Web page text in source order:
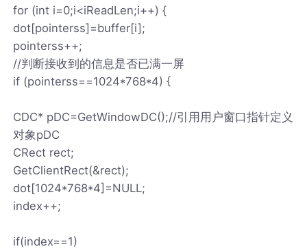
for (int i=0;i<iReadLen;i++) {
dot[pointerss]=buffer[i];
pointerss++;
//判断接收到的信息是否已满一屏
if (pointerss==1024*768*4) {
CDC* pDC=GetWindowDC();//引用用户窗口指针定义
对象pDC
CRect rect;
GetClientRect(&rect);
dot[1024*768*4]=NULL;
index++;
if(index==1)